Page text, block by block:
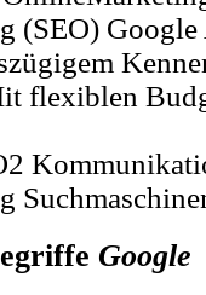
(SEO)
flexiblen
Google